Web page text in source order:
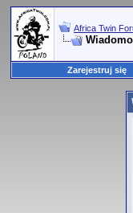
Africa Twin
Zarejestruj się